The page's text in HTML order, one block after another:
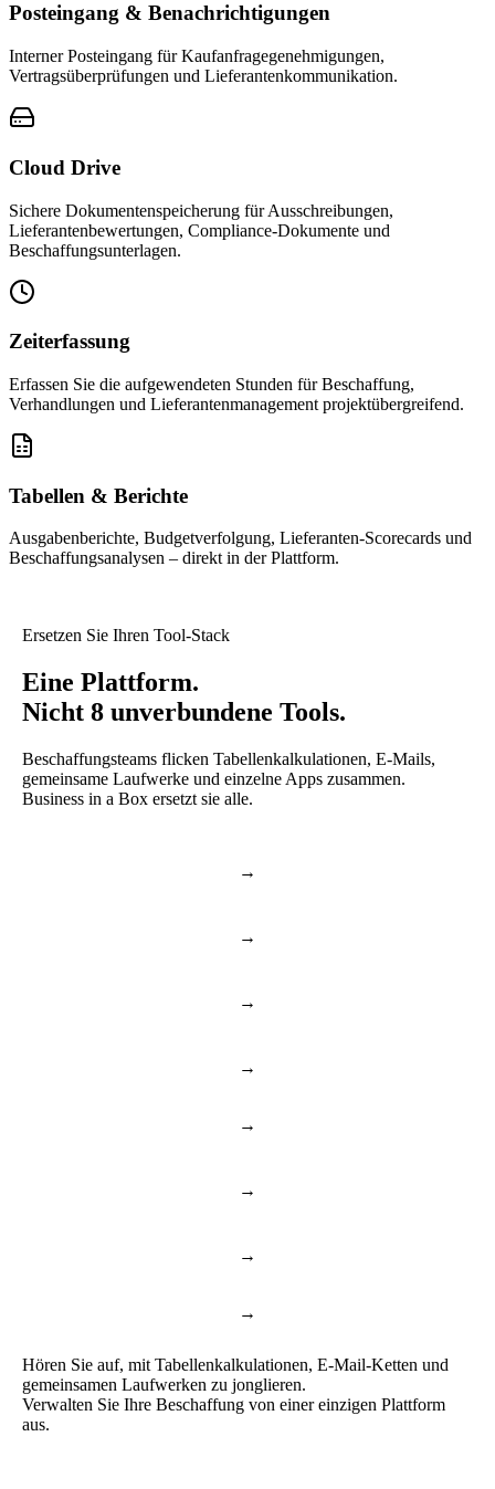
Posteingang & Benachrichtigungen
Interner Posteingang für Kaufanfragegenehmigungen,
Vertragsüberprüfungen und Lieferantenkommunikation.
Cloud Drive
Sichere Dokumentenspeicherung für Ausschreibungen,
Lieferantenbewertungen, Compliance-Dokumente und
Beschaffungsunterlagen.
Zeiterfassung
Erfassen Sie die aufgewendeten Stunden für Beschaffung,
Verhandlungen und Lieferantenmanagement projektübergreifend.
Tabellen & Berichte
Ausgabenberichte, Budgetverfolgung, Lieferanten-Scorecards und
Beschaffungsanalysen – direkt in der Plattform.
Ersetzen Sie Ihren Tool-Stack
Eine Plattform.
Nicht 8 unverbundene Tools.
Beschaffungsteams flicken Tabellenkalkulationen, E-Mails,
gemeinsame Laufwerke und einzelne Apps zusammen.
Business in a Box ersetzt sie alle.
→
→
→
→
→
→
→
→
Hören Sie auf, mit Tabellenkalkulationen, E-Mail-Ketten und
gemeinsamen Laufwerken zu jonglieren.
Verwalten Sie Ihre Beschaffung von einer einzigen Plattform
aus.